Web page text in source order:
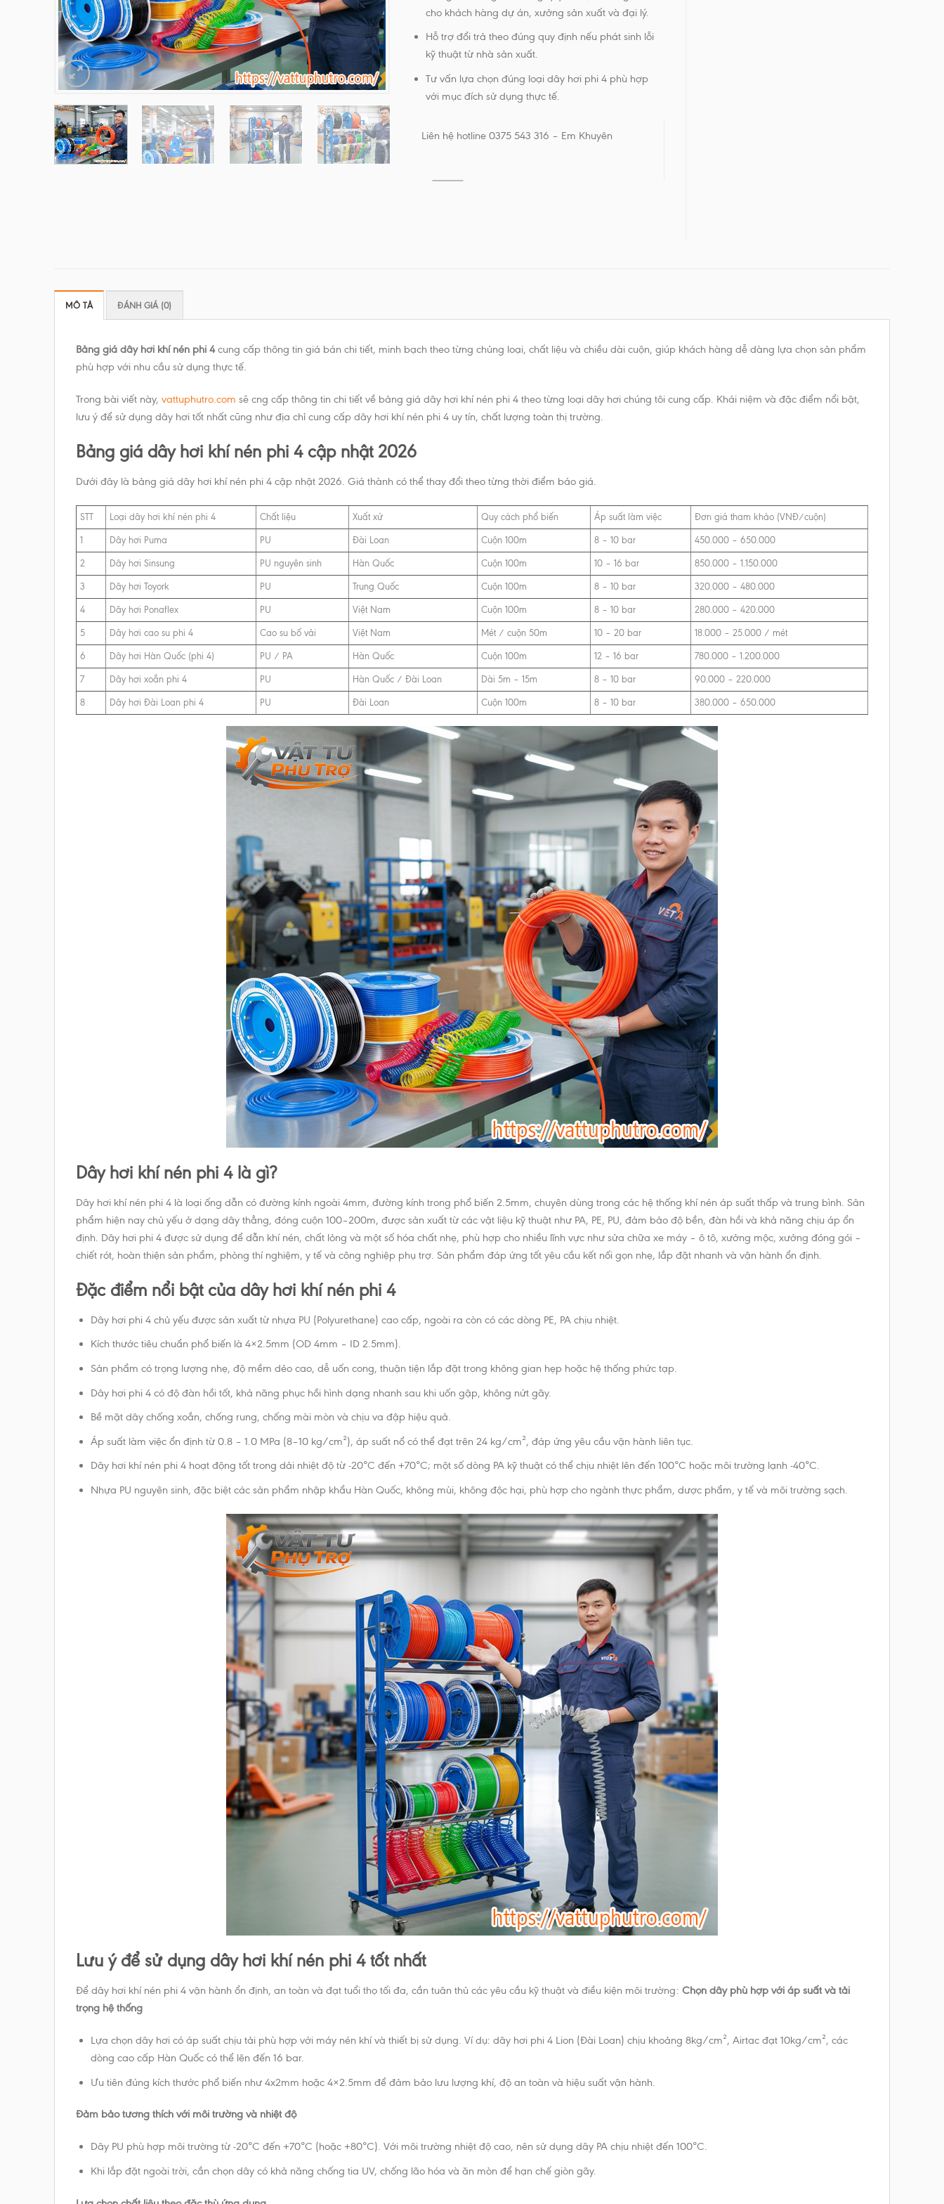
cho khách hàng dự án, xưởng sản xuất và đại lý.
Hỗ trợ đổi trả theo đúng quy định nếu phát sinh lỗi
kỹ thuật từ nhà sản xuất.
Tư vấn lựa chọn đúng loại dây hơi phi 4 phù hợp
với mục đích sử dụng thực tế.
Liên hệ hotline 0375 543 316 – Em Khuyên
MÔ TẢ ĐÁNH GIÁ (0)
Bảng giá dây hơi khí nén phi 4cung cấp thông tin giá bán chi tiết, minh bạch theo từng chủng loại, chất liệu và chiều dài cuộn, giúp khách hàng dễ dàng lựa chọn sản phẩm
phù hợp với nhu cầu sử dụng thực tế.
Trong bài viết này, vattuphutro.com sẽ cng cấp thông tin chi tiết về bảng giá dây hơi khí nén phi 4 theo từng loại dây hơi chúng tôi cung cấp. Khái niệm và đặc điểm nổi bật,
lưu ý để sử dụng dây hơi tốt nhất cũng như địa chỉ cung cấp dây hơi khí nén phi 4 uy tín, chất lượng toàn thị trường.
Bảng giá dây hơi khí nén phi 4 cập nhật 2026
Dưới đây là bảng giá dây hơi khí nén phi 4 cập nhật 2026. Giá thành có thể thay đổi theo từng thời điểm báo giá.
STT Loại dây hơi khí nén phi 4 Chất liệu Xuất xứ Quy cách phổ biến Áp suất làm việc
Đơn giá tham khảo (VNĐ/cuộn)
1
Dây hơi Puma PU Đài Loan Cuộn 100m 8 – 10 bar
450.000 – 650.000
2
Dây hơi Sinsung PU nguyên sinh Hàn Quốc Cuộn 100m 10 – 16 bar
850.000 – 1.150.000
3
Dây hơi Toyork PU Trung Quốc Cuộn 100m 8 – 10 bar
320.000 – 480.000
4
Dây hơi Ponaflex PU Việt Nam Cuộn 100m 8 – 10 bar
280.000 – 420.000
5
Dây hơi cao su phi 4 Cao su bố vải Việt Nam Mét / cuộn 50m 10 – 20 bar
18.000 – 25.000 / mét
6
Dây hơi Hàn Quốc (phi 4) PU / PA Hàn Quốc Cuộn 100m 12 – 16 bar
780.000 – 1.200.000
7
Dây hơi xoắn phi 4 PU Hàn Quốc / Đài Loan Dài 5m – 15m 8 – 10 bar
90.000 – 220.000
8
Dây hơi Đài Loan phi 4 PU Đài Loan Cuộn 100m 8 – 10 bar 380.000 – 650.000
Dây hơi khí nén phi 4 là gì?
Dây hơi khí nén phi 4 là loại ống dẫn có đường kính ngoài 4mm, đường kính trong phổ biến 2.5mm, chuyên dùng trong các hệ thống khí nén áp suất thấp và trung bình. Sản
phẩm hiện nay chủ yếu ở dạng dây thẳng, đóng cuộn 100–200m, được sản xuất từ các vật liệu kỹ thuật như PA, PE, PU, đảm bảo độ bền, đàn hồi và khả năng chịu áp ổn
định. Dây hơi phi 4 được sử dụng để dẫn khí nén, chất lỏng và một số hóa chất nhẹ, phù hợp cho nhiều lĩnh vực như sửa chữa xe máy – ô tô, xưởng mộc, xưởng đóng gói –
chiết rót, hoàn thiện sản phẩm, phòng thí nghiệm, y tế và công nghiệp phụ trợ. Sản phẩm đáp ứng tốt yêu cầu kết nối gọn nhẹ, lắp đặt nhanh và vận hành ổn định.
Đặc điểm nổi bật của dây hơi khí nén phi 4
Dây hơi phi 4 chủ yếu được sản xuất từ nhựa PU (Polyurethane) cao cấp, ngoài ra còn có các dòng PE, PA chịu nhiệt.
Kích thước tiêu chuẩn phổ biến là 4×2.5mm (OD 4mm – ID 2.5mm).
Sản phẩm có trọng lượng nhẹ, độ mềm dẻo cao, dễ uốn cong, thuận tiện lắp đặt trong không gian hẹp hoặc hệ thống phức tạp.
Dây hơi phi 4 có độ đàn hồi tốt, khả năng phục hồi hình dạng nhanh sau khi uốn gập, không nứt gãy.
Bề mặt dây chống xoắn, chống rung, chống mài mòn và chịu va đập hiệu quả.
Áp suất làm việc ổn định từ 0.8 – 1.0 MPa (8–10 kg/cm²), áp suất nổ có thể đạt trên 24 kg/cm², đáp ứng yêu cầu vận hành liên tục.
Dây hơi khí nén phi 4 hoạt động tốt trong dải nhiệt độ từ -20°C đến +70°C; một số dòng PA kỹ thuật có thể chịu nhiệt lên đến 100°C hoặc môi trường lạnh -40°C.
Nhựa PU nguyên sinh, đặc biệt các sản phẩm nhập khẩu Hàn Quốc, không mùi, không độc hại, phù hợp cho ngành thực phẩm, dược phẩm, y tế và môi trường sạch.
Lưu ý để sử dụng dây hơi khí nén phi 4 tốt nhất
Để dây hơi khí nén phi 4 vận hành ổn định, an toàn và đạt tuổi thọ tối đa, cần tuân thủ các yêu cầu kỹ thuật và điều kiện môi trường: Chọn dây phù hợp với áp suất và tải
trọng hệ thống
Lựa chọn dây hơi có áp suất chịu tải phù hợp với máy nén khí và thiết bị sử dụng. Ví dụ: dây hơi phi 4 Lion (Đài Loan) chịu khoảng 8kg/cm², Airtac đạt 10kg/cm², các
dòng cao cấp Hàn Quốc có thể lên đến 16 bar.
Ưu tiên đúng kích thước phổ biến như 4x2mm hoặc 4×2.5mm để đảm bảo lưu lượng khí, độ an toàn và hiệu suất vận hành.
Đảm bảo tương thích với môi trường và nhiệt độ
Dây PU phù hợp môi trường từ -20°C đến +70°C (hoặc +80°C). Với môi trường nhiệt độ cao, nên sử dụng dây PA chịu nhiệt đến 100°C.
Khi lắp đặt ngoài trời, cần chọn dây có khả năng chống tia UV, chống lão hóa và ăn mòn để hạn chế giòn gãy.